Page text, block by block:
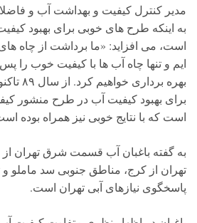
مدیر کنترل کیفیت و بهداشت آب و
به اینکه طرح های خوبی برای بهبود
است، می افزاید: «ما برداشت از چاه
ایم و تنها چاه آب ها با کیفیت خوب را
برای بهبود کیفیت آب در طرح منشور
است که با نتایج خوبی نیز همراه بوده
به گفته باغبان آب قسمت شرق تهران
تهران از کرج، مناطق جنوبی سد ماملو
پاسخگوی نیازهای آبی تهران است.